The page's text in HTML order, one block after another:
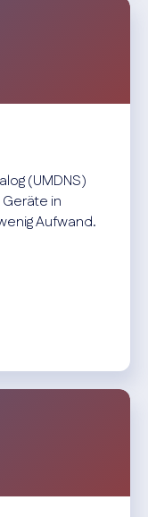
(UMDNS)
in
Aufwand.